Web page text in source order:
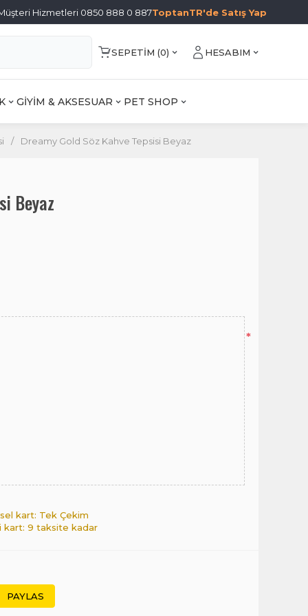
Hizmetleri 0850 888 0 887ToptanTR'de Satış Yap
SEPETIM (0) HESABIM
GİYİM & AKSESUAR PET SHOP
/ Dreamy Gold Söz Kahve Tepsisi Beyaz
Beyaz
*
kart: Tek Çekim
kart: 9 taksite kadar
PAYLAS